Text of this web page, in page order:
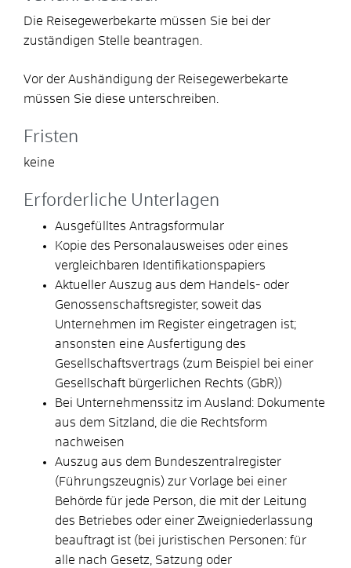
Die Reisegewerbekarte müssen Sie bei der
zuständigen Stelle beantragen.
Vor der Aushändigung der Reisegewerbekarte
müssen Sie diese unterschreiben.
Fristen
keine
Erforderliche Unterlagen
Ausgefülltes Antragsformular
Kopie des Personalausweises oder eines
vergleichbaren Identifikationspapiers
Aktueller Auszug aus dem Handels- oder
Genossenschaftsregister, soweit das
Unternehmen im Register eingetragen ist;
ansonsten eine Ausfertigung des
Gesellschaftsvertrags (zum Beispiel bei einer
Gesellschaft bürgerlichen Rechts (GbR))
Bei Unternehmenssitz im Ausland: Dokumente
aus dem Sitzland, die die Rechtsform
nachweisen
Auszug aus dem Bundeszentralregister
(Führungszeugnis) zur Vorlage bei einer
Behörde für jede Person, die mit der Leitung
des Betriebes oder einer Zweigniederlassung
beauftragt ist (bei juristischen Personen: für
alle nach Gesetz, Satzung oder